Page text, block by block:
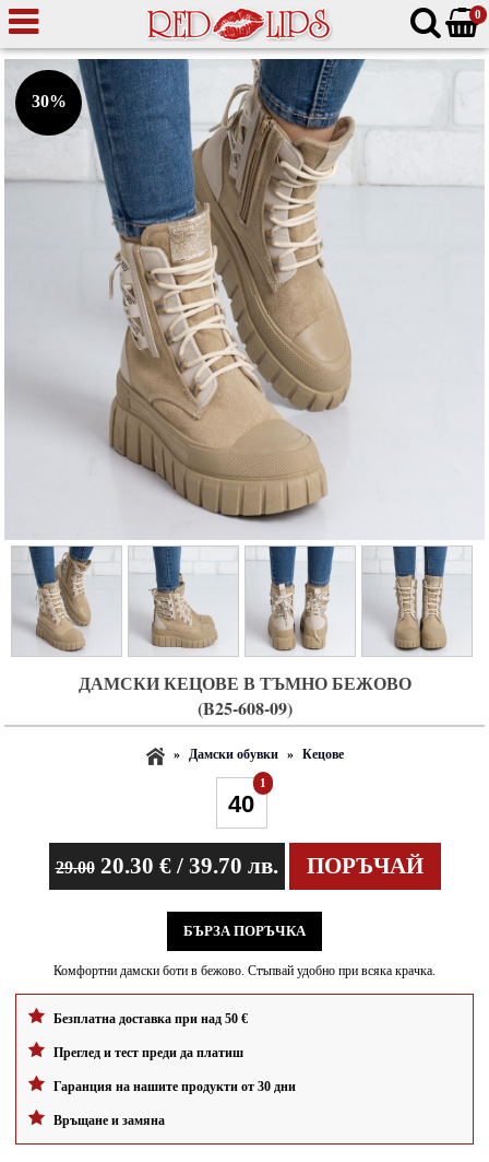
0
30%
ДАМСКИ КЕЦОВЕ В ТЪМНО БЕЖОВО
(B25-608-09)
» Дамски обувки » Кецове
1
29.00 20.30 € / 39.70 лв. ПОРЪЧАЙ
БЪРЗА ПОРЪЧКА
Комфортни дамски боти в бежово. Стъпвай удобно при всяка крачка.
Безплатна доставка при над 50 €
Преглед и тест преди да платиш
Гаранция на нашите продукти от 30 дни
Връщане и замяна